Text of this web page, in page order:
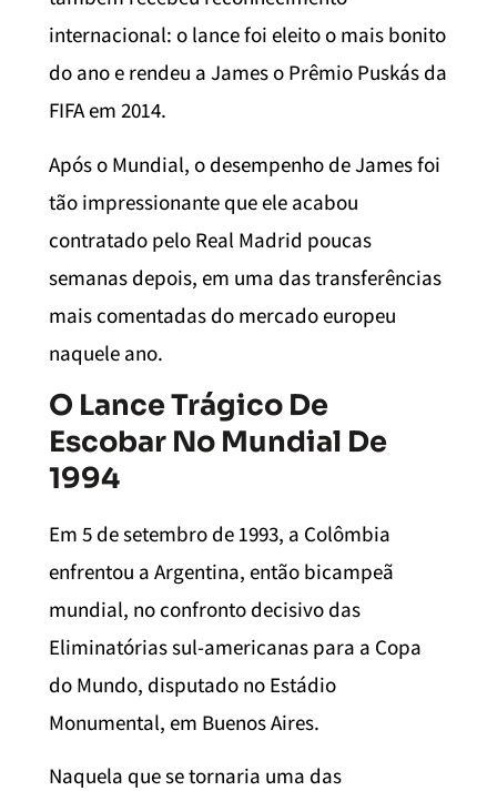
internacional: o lance foi eleito o mais bonito
do ano e rendeu a James o Prêmio Puskás da
FIFA em 2014.
Após o Mundial, o desempenho de James foi
tão impressionante que ele acabou
contratado pelo Real Madrid poucas
semanas depois, em uma das transferências
mais comentadas do mercado europeu
naquele ano.
O Lance Trágico De
Escobar No Mundial De
1994
Em 5 de setembro de 1993, a Colômbia
enfrentou a Argentina, então bicampeã
mundial, no confronto decisivo das
Eliminatórias sul-americanas para a Copa
do Mundo, disputado no Estádio
Monumental, em Buenos Aires.
Naquela que se tornaria uma das